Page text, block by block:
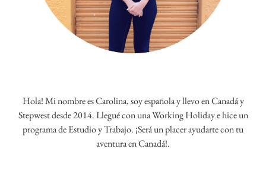
Hola! Mi nombre es Carolina, soy española y llevo en Canadá y
Stepwest desde 2014. Llegué con una Working Holiday e hice un
programa de Estudio y Trabajo. ¡Será un placer ayudarte con tu
aventura en Canadá!.